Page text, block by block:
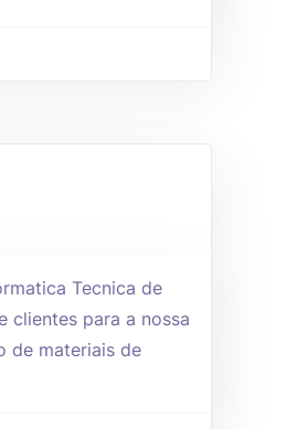
Tecnica de
clientes para a nossa
de materiais de